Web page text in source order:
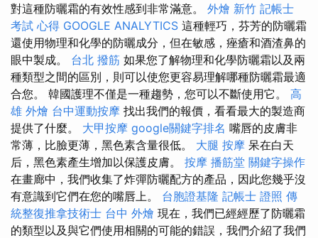
對這種防曬霜的有效性感到非常滿意。 外燴 新竹 記帳士
考試 心得 GOOGLE ANALYTICS 這種輕巧，芬芳的防曬霜
還使用物理和化學的防曬成分，但在敏感，痤瘡和酒渣鼻的
眼中製成。 台北 撥筋 如果您了解物理和化學防曬霜以及兩
種類型之間的區別，則可以使您更容易理解哪種防曬霜最適
合您。 韓國護理不僅是一種趨勢，您可以不斷使用它。 高
雄 外燴 台中運動按摩 找出我們的報價，看看最大的製造商
提供了什麼。 大甲按摩 google關鍵字排名 嘴唇的皮膚非
常薄，比臉更薄，黑色素含量很低。 大腿 按摩 呆在白天
后，黑色素產生增加以保護皮膚。 按摩 播筋堂 關鍵字操作
在畫廊中，我們收集了炸彈防曬配方的產品，因此您幾乎沒
有意識到它們在您的嘴唇上。 台胞證基隆 記帳士 證照 傳
統整復推拿技術士 台中 外燴 現在，我們已經經歷了防曬霜
的類型以及與它們使用相關的可能的錯誤，我們介紹了我們